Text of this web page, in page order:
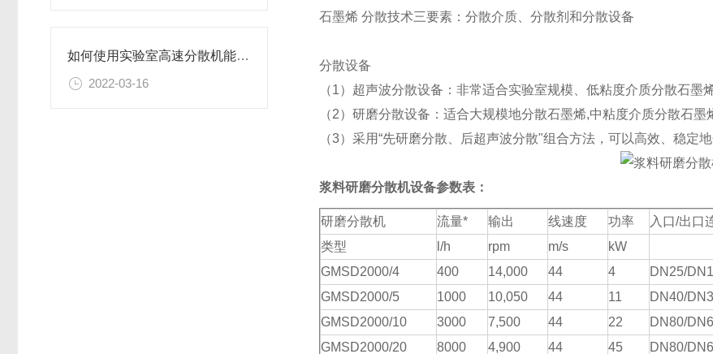
如何使用实验室高速分散机能保证其良好工作状态？
2022-03-16
石墨烯 分散技术三要素：分散介质、分散剂和分散设备
分散设备
（1）超声波分散设备：非常适合实验室规模、低粘度介质分散石墨
（2）研磨分散设备：适合大规模地分散石墨烯,中粘度介质分散石墨
（3）采用“先研磨分散、后超声波分散"组合方法，可以高效、稳定
浆料研磨分散机设备参数表：
研磨分散机 流量* 输出 线速度 功率 入口/出口
类型
l/h rpm m/s
kW
GMSD2000/4 400 14,000 44 4
DN25/
GMSD2000/5 1000 10,050 44 11
DN40/
GMSD2000/10 3000 7,500 44 22
DN80/
GMSD2000/20 8000 4,900 44 45
DN80/